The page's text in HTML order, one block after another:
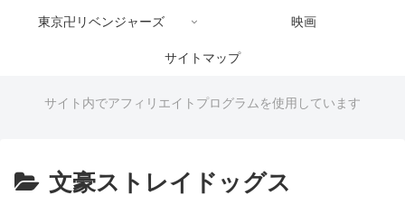
東京卍リベンジャーズ 映画
サイトマップ
サイト内でアフィリエイトプログラムを使用しています
文豪ストレイドッグス